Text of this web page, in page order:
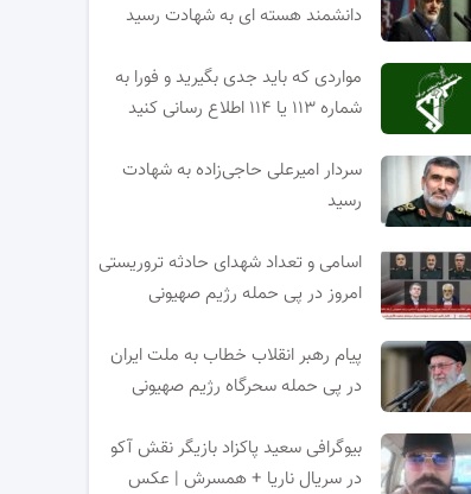
دانشمند هسته ای به شهادت رسید
مواردی که باید جدی بگیرید و فورا به
شماره ۱۱۳ یا ۱۱۴ اطلاع رسانی کنید
سردار امیرعلی حاجی‌زاده به شهادت
رسید
اسامی و تعداد شهدای حادثه تروریستی
امروز در پی حمله رژیم صهیونی
پیام رهبر انقلاب خطاب به ملت ایران
در پی حمله سحرگاه رژیم صهیونی
بیوگرافی سعید پاکزاد بازیگر نقش آکو
در سریال ناریا + همسرش | عکس